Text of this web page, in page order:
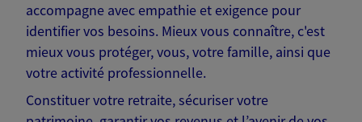
accompagne avec empathie et exigence pour
identifier vos besoins. Mieux vous connaître, c'est
mieux vous protéger, vous, votre famille, ainsi que
votre activité professionnelle.
Constituer votre retraite, sécuriser votre